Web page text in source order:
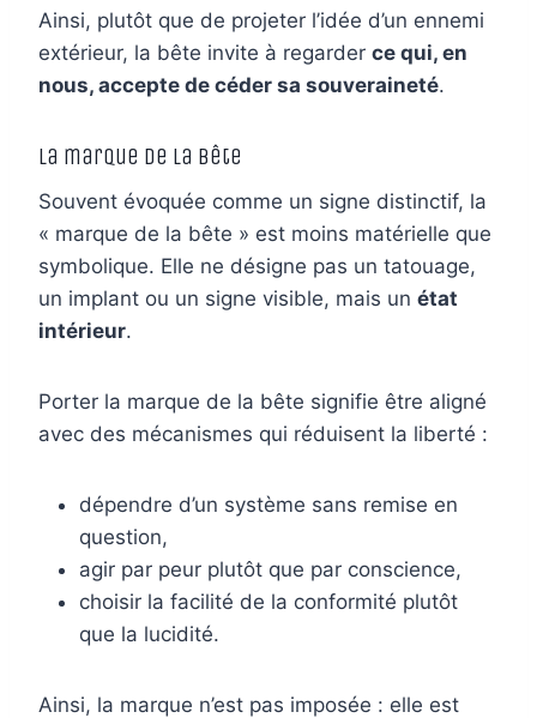
Ainsi, plutôt que de projeter l’idée d’un ennemi
extérieur, la bête invite à regarder ce qui, en
nous, accepte de céder sa souveraineté.
La marque de la bête
Souvent évoquée comme un signe distinctif, la
« marque de la bête » est moins matérielle que
symbolique. Elle ne désigne pas un tatouage,
un implant ou un signe visible, mais un état
intérieur.
Porter la marque de la bête signifie être aligné
avec des mécanismes qui réduisent la liberté :
dépendre d’un système sans remise en
question,
agir par peur plutôt que par conscience,
choisir la facilité de la conformité plutôt
que la lucidité.
Ainsi, la marque n’est pas imposée : elle est